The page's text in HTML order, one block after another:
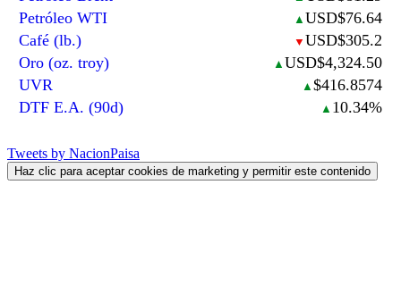
Petróleo WTI
▲ USD$76.64
Café (lb.)
▼ USD$305.2
Oro (oz. troy)
▲ USD$4,324.50
UVR
▲ $416.8574
DTF E.A. (90d)
▲ 10.34%
Tweets by NacionPaisa
Haz clic para aceptar cookies de marketing y permitir este contenido